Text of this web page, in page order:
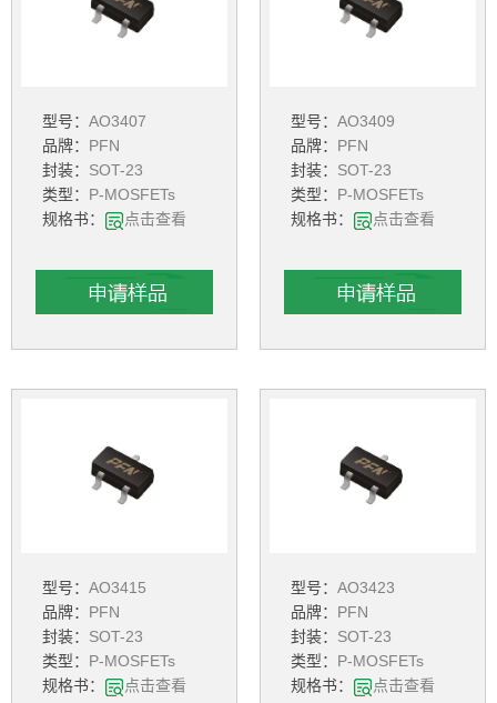
型号： AO3407
品牌： PFN
封装： SOT-23
类型： P-MOSFETs
规格书：
点击查看
型号： AO3409
品牌： PFN
封装： SOT-23
类型： P-MOSFETs
规格书：
点击查看
型号： AO3415
品牌： PFN
封装： SOT-23
类型： P-MOSFETs
规格书：
点击查看
型号： AO3423
品牌： PFN
封装： SOT-23
类型： P-MOSFETs
规格书：
点击查看